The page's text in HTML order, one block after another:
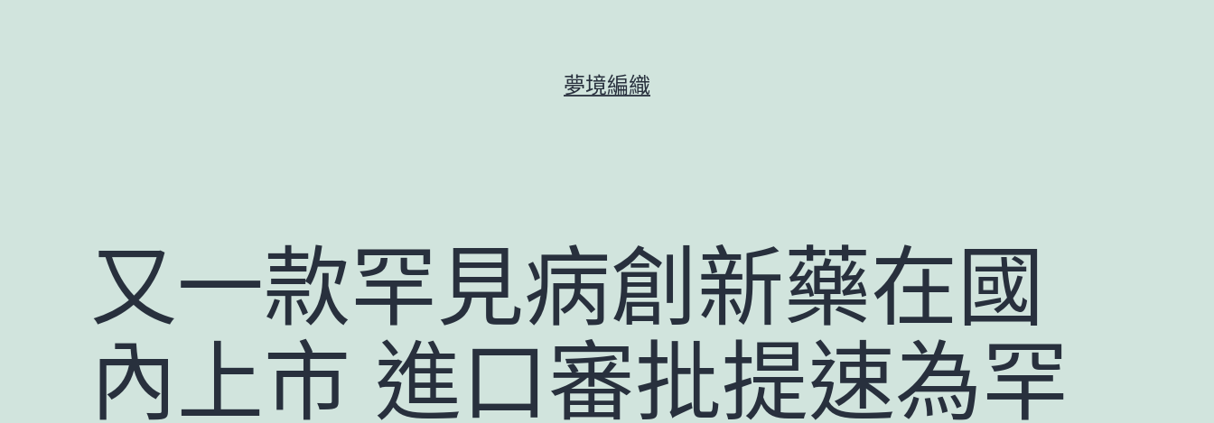
夢境編織
又一款罕見病創新藥在國
內上市 進口審批提速為罕